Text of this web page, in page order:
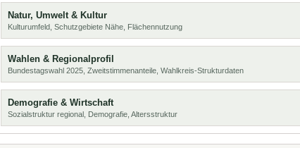
Natur, Umwelt & Kultur
Kulturumfeld, Schutzgebiete Nähe, Flächennutzung
Wahlen & Regionalprofil
Bundestagswahl 2025, Zweitstimmenanteile, Wahlkreis-Strukturdaten
Demografie & Wirtschaft
Sozialstruktur regional, Demografie, Altersstruktur